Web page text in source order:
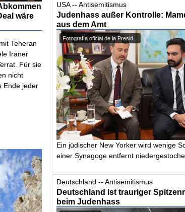
wäre
Teheran
Iraner
Für sie
nicht
Ende jeder
USA -- Antisemitismus
Judenhass außer Kontrolle:
aus dem Amt
Fotografía oficial de la Presid...
Ein jüdischer New Yorker wird wenige
einer Synagoge entfernt
Deutschland -- Antisemitismus
Deutschland ist trauriger
beim Judenhass